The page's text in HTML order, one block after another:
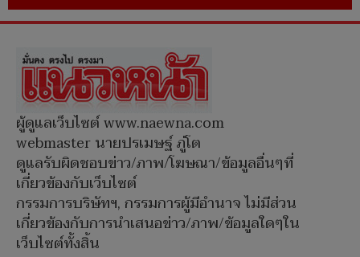
ผู้ดูแลเว็บไซต์ www.naewna.com
webmaster นายปรเมษฐ์ ภู่โต
ดูแลรับผิดชอบข่าว/ภาพ/โฆษณา/ข้อมูลอื่นๆที่
เกี่ยวข้องกับเว็บไซต์
กรรมการบริษัทฯ, กรรมการผู้มีอำนาจ ไม่มีส่วน
เกี่ยวข้องกับการนำเสนอข่าว/ภาพ/ข้อมูลใดๆใน
เว็บไซต์ทั้งสิ้น